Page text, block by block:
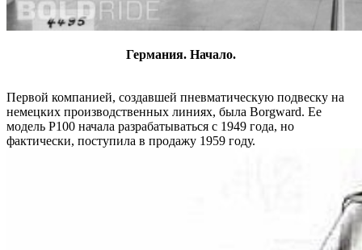
Германия. Начало.
Первой компанией, создавшей пневматическую подвеску на
немецких производственных линиях, была Borgward. Ее
модель P100 начала разрабатываться с 1949 года, но
фактически, поступила в продажу 1959 году.